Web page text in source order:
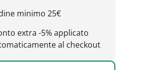
minimo 25€
extra -5% applicato
al checkout